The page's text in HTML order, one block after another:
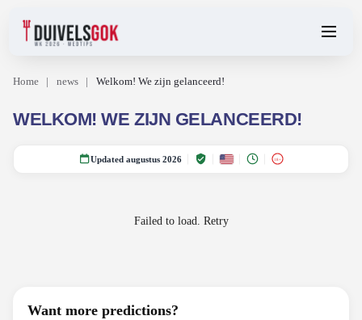
Home news Welkom! We zijn gelanceerd!
WELKOM! WE ZIJN GELANCEERD!
Updated augustus 2026 18+
Failed to load. Retry
Want more predictions?